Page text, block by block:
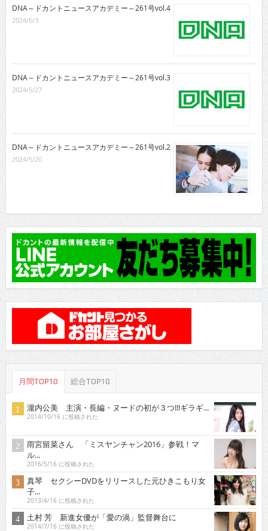
DNA～ドカントニュースアカデミー～261号vol.4
2024/6/3
DNA～ドカントニュースアカデミー～261号vol.3
2024/5/27
DNA～ドカントニュースアカデミー～261号vol.2
2024/5/20
月間TOP10 総合TOP10
瀧内公美 主演・長編・ヌードの初が３つ!!!ギラギ...
2014/10/16 に投稿された
雨宮留菜さん 「ミスヤンチャン2016」参戦！マ
ル...
2016/5/16 に投稿された
真琴 セクシーDVDをリリースした元ひきこもり女
子...
2013/4/16 に投稿された
土村 芳 新進女優が「愛の渦」監督舞台に
2014/7/16 に投稿された